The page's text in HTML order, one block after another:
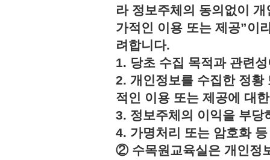
라 정보주체의 동의없이
가적인 이용 또는 제공”이
려합니다.
1. 당초 수집 목적과 관련
2. 개인정보를 수집한 정황
적인 이용 또는 제공에 대
3. 정보주체의 이익을 부당
4. 가명처리 또는 암호화
② 수목원교육실은 개인정